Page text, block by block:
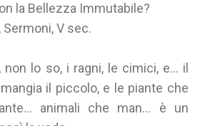
la Bellezza Immutabile?
, Sermoni, V sec.
lo so, i ragni, le cimici, e... il
il piccolo, e le piante che
animali che man... è un